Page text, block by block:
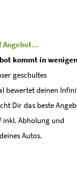
Angebot...
kommt in wenigen
geschultes
bewertet deinen
Dir das beste
inkl. Abholung und
Autos.